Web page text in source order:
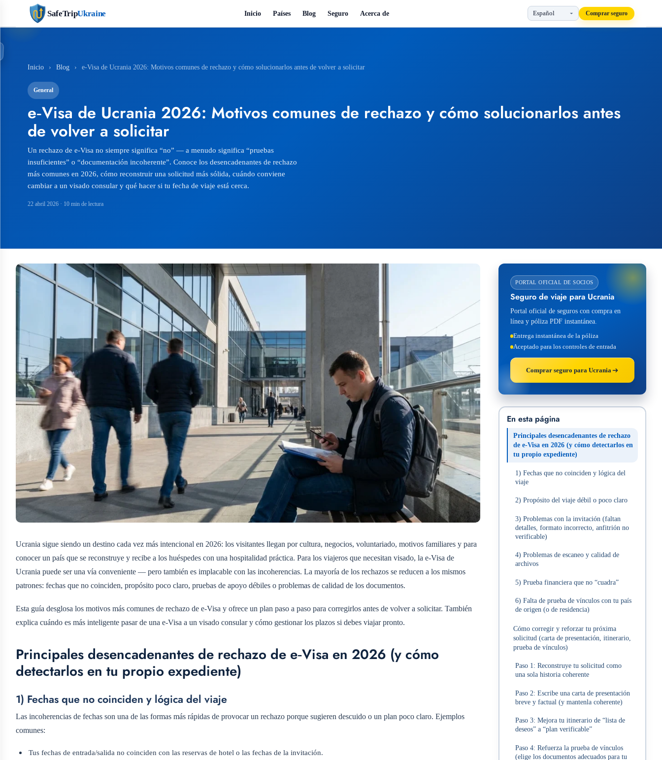
SafeTripUkraine Inicio Países Blog Seguro Acerca de Comprar seguro
Inicio › Blog › e‑Visa de Ucrania 2026: Motivos comunes de rechazo y cómo solucionarlos antes de volver a solicitar
General
e‑Visa de Ucrania 2026: Motivos comunes de rechazo y cómo solucionarlos antes
de volver a solicitar
Un rechazo de e‑Visa no siempre significa “no” — a menudo significa “pruebas
insuficientes” o “documentación incoherente”. Conoce los desencadenantes de rechazo
más comunes en 2026, cómo reconstruir una solicitud más sólida, cuándo conviene
cambiar a un visado consular y qué hacer si tu fecha de viaje está cerca.
22 abril 2026 · 10 min de lectura
Ucrania sigue siendo un destino cada vez más intencional en 2026: los visitantes llegan por cultura, negocios, voluntariado, motivos familiares y para
conocer un país que se reconstruye y recibe a los huéspedes con una hospitalidad práctica. Para los viajeros que necesitan visado, la e‑Visa de
Ucrania puede ser una vía conveniente — pero también es implacable con las incoherencias. La mayoría de los rechazos se reducen a los mismos
patrones: fechas que no coinciden, propósito poco claro, pruebas de apoyo débiles o problemas de calidad de los documentos.
Esta guía desglosa los motivos más comunes de rechazo de e‑Visa y ofrece un plan paso a paso para corregirlos antes de volver a solicitar. También
explica cuándo es más inteligente pasar de una e‑Visa a un visado consular y cómo gestionar los plazos si debes viajar pronto.
Principales desencadenantes de rechazo de e‑Visa en 2026 (y cómo
detectarlos en tu propio expediente)
1) Fechas que no coinciden y lógica del viaje
Las incoherencias de fechas son una de las formas más rápidas de provocar un rechazo porque sugieren descuido o un plan poco claro. Ejemplos
comunes:
Tus fechas de entrada/salida no coinciden con las reservas de hotel o las fechas de la invitación.
PORTAL OFICIAL DE SOCIOS
Seguro de viaje para Ucrania
Portal oficial de seguros con compra en
línea y póliza PDF instantánea.
Entrega instantánea de la póliza
Aceptado para los controles de entrada
Comprar seguro para Ucrania
En esta página
Principales desencadenantes de rechazo
de e‑Visa en 2026 (y cómo detectarlos en
tu propio expediente)
1) Fechas que no coinciden y lógica del
viaje
2) Propósito del viaje débil o poco claro
3) Problemas con la invitación (faltan
detalles, formato incorrecto, anfitrión no
verificable)
4) Problemas de escaneo y calidad de
archivos
5) Prueba financiera que no “cuadra”
6) Falta de prueba de vínculos con tu país
de origen (o de residencia)
Cómo corregir y reforzar tu próxima
solicitud (carta de presentación, itinerario,
prueba de vínculos)
Paso 1: Reconstruye tu solicitud como
una sola historia coherente
Paso 2: Escribe una carta de presentación
breve y factual (y mantenla coherente)
Paso 3: Mejora tu itinerario de “lista de
deseos” a “plan verificable”
Paso 4: Refuerza la prueba de vínculos
(elige los documentos adecuados para tu